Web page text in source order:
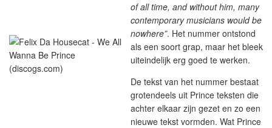
of all time, and without him, many
contemporary musicians would be
nowhere”. Het nummer ontstond
als een soort grap, maar het bleek
uiteindelijk erg goed te werken.
De tekst van het nummer bestaat
grotendeels uit Prince teksten die
achter elkaar zijn gezet en zo een
nieuwe tekst vormden. Wat Prince